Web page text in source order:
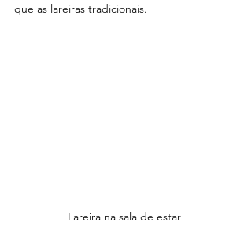
que as lareiras tradicionais.
Lareira na sala de estar